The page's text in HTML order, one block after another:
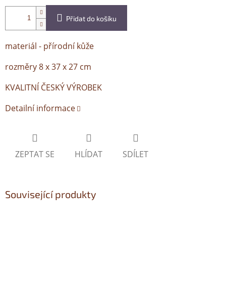
Přidat do košíku
materiál - přírodní kůže
rozměry 8 x 37 x 27 cm
KVALITNÍ ČESKÝ VÝROBEK
Detailní informace
ZEPTAT SE HLÍDAT SDÍLET
Související produkty